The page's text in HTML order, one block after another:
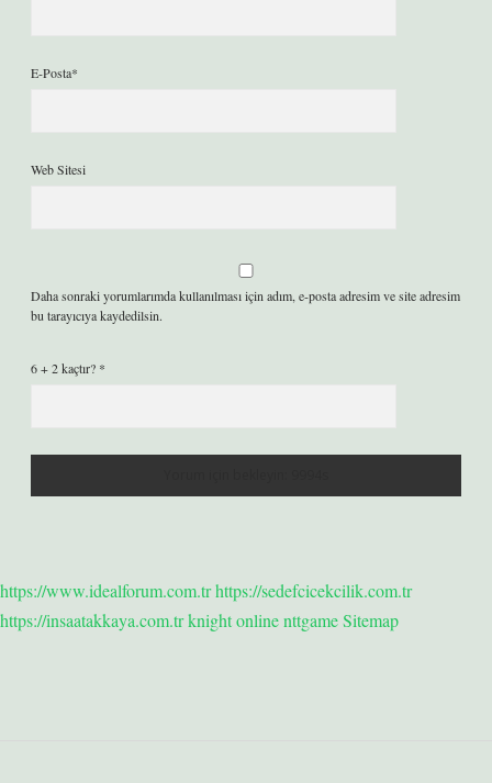
E-Posta*
Web Sitesi
Daha sonraki yorumlarımda kullanılması için adım, e-posta adresim ve site adresim
bu tarayıcıya kaydedilsin.
6 + 2 kaçtır? *
https://www.idealforum.com.trhttps://sedefcicekcilik.com.tr
https://insaatakkaya.com.trknight onlinenttgameSitemap